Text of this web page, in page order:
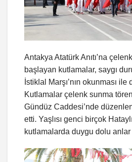
Antakya Atatürk Anıtı’na
başlayan kutlamalar, saygı
İstiklal Marşı’nın okunması ile
Kutlamalar çelenk sunma
Gündüz Caddesi’nde
etti. Yaşlısı genci birçok
kutlamalarda duygu dolu anlar